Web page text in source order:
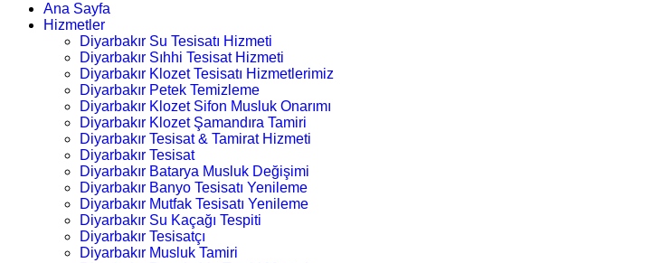
Ana Sayfa
Hizmetler
Diyarbakır Su Tesisatı Hizmeti
Diyarbakır Sıhhi Tesisat Hizmeti
Diyarbakır Klozet Tesisatı Hizmetlerimiz
Diyarbakır Petek Temizleme
Diyarbakır Klozet Sifon Musluk Onarımı
Diyarbakır Klozet Şamandıra Tamiri
Diyarbakır Tesisat & Tamirat Hizmeti
Diyarbakır Tesisat
Diyarbakır Batarya Musluk Değişimi
Diyarbakır Banyo Tesisatı Yenileme
Diyarbakır Mutfak Tesisatı Yenileme
Diyarbakır Su Kaçağı Tespiti
Diyarbakır Tesisatçı
Diyarbakır Musluk Tamiri